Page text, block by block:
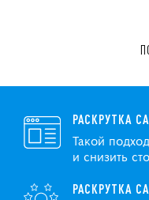
РАСКРУТКА
Такой
и снизить
РАСКРУТКА